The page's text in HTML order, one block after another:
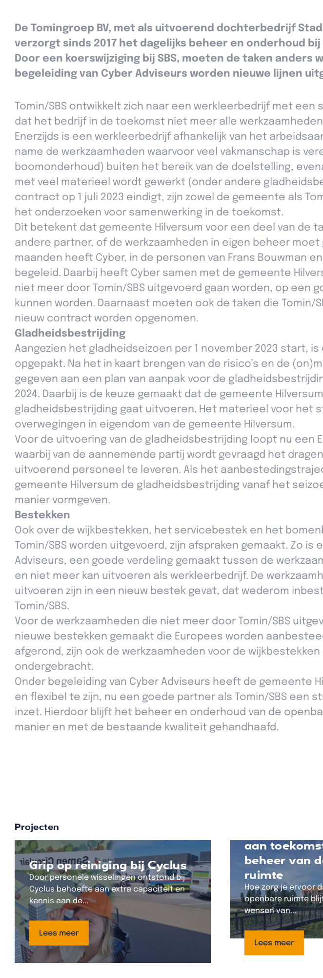
De Tomingroep BV, met als uitvoerend dochterbedrijf
verzorgt sinds 2017 het dagelijks beheer en onderhoud
Door een koerswijziging bij SBS, moeten de taken anders
begeleiding van Cyber Adviseurs worden nieuwe lijnen
Tomin/SBS ontwikkelt zich naar een werkleerbedrijf met een
dat het bedrijf in de toekomst niet meer alle
Enerzijds is een werkleerbedrijf afhankelijk van het
name de werkzaamheden waarvoor veel vakmanschap is
boomonderhoud) buiten het bereik van de doelstelling,
met veel materieel wordt gewerkt (onder andere
contract op 1 juli 2023 eindigt, zijn zowel de gemeente als
het onderzoeken voor samenwerking in de toekomst.
Dit betekent dat gemeente Hilversum voor een deel van de
andere partner, of de werkzaamheden in eigen beheer
maanden heeft Cyber, in de personen van Frans Bouwman
begeleid. Daarbij heeft Cyber samen met de gemeente
niet meer door Tomin/SBS uitgevoerd gaan worden, op een
kunnen worden. Daarnaast moeten ook de taken die Tomin/
nieuw contract worden opgenomen.
Gladheidsbestrijding
Aangezien het gladheidseizoen per 1 november 2023 start,
opgepakt. Na het in kaart brengen van de risico’s en de
gegeven aan een plan van aanpak voor de
2024. Daarbij is de keuze gemaakt dat de gemeente
gladheidsbestrijding gaat uitvoeren. Het materieel voor het
overwegingen in eigendom van de gemeente Hilversum.
Voor de uitvoering van de gladheidsbestrijding loopt nu een
waarbij van de aannemende partij wordt gevraagd het
uitvoerend personeel te leveren. Als het
gemeente Hilversum de gladheidsbestrijding vanaf het
manier vormgeven.
Bestekken
Ook over de wijkbestekken, het servicebestek en het
Tomin/SBS worden uitgevoerd, zijn afspraken gemaakt. Zo is
Adviseurs, een goede verdeling gemaakt tussen de
en niet meer kan uitvoeren als werkleerbedrijf. De
uitvoeren zijn in een nieuw bestek gevat, dat wederom
Tomin/SBS.
Voor de werkzaamheden die niet meer door Tomin/SBS
nieuwe bestekken gemaakt die Europees worden
afgerond, zijn ook de werkzaamheden voor de
ondergebracht.
Onder begeleiding van Cyber Adviseurs heeft de gemeente
en flexibel te zijn, nu een goede partner als Tomin/SBS een
inzet. Hierdoor blijft het beheer en onderhoud van de
manier en met de bestaande kwaliteit gehandhaafd.
Projecten
Grip op reiniging bij Cyclus
Door personele wisselingen ontstond bij
Cyclus behoefte aan extra capaciteit en
kennis aan de...
Lees meer
aan
beheer van
ruimte
Hoe zorg je ervoor
openbare ruimte
wensen van...
Lees meer